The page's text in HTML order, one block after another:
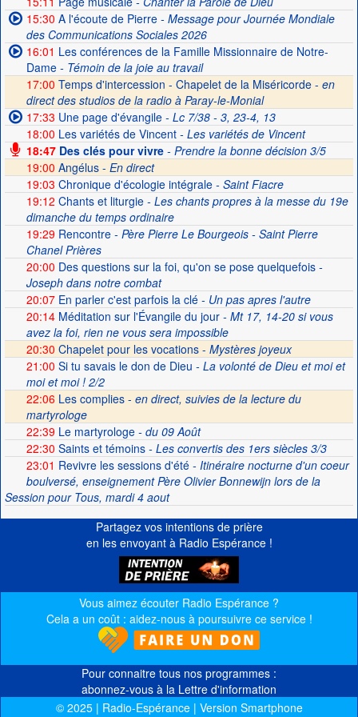
15:30 A l'écoute de Pierre- Message pour Journée Mondiale
des Communications Sociales 2026
16:01 Les conférences de la Famille Missionnaire de Notre-
Dame- Témoin de la joie au travail
17:00 Temps d'intercession - Chapelet de la Miséricorde - en
direct des studios de la radio à Paray-le-Monial
17:33 Une page d'évangile- Lc 7/38 - 3, 23-4, 13
18:00 Les variétés de Vincent- Les variétés de Vincent
18:47Des clés pour vivre- Prendre la bonne décision 3/5
19:00 Angélus - En direct
19:03 Chronique d'écologie intégrale- Saint Fiacre
19:12 Chants et liturgie- Les chants propres à la messe du 19e
dimanche du temps ordinaire
19:29Rencontre- Père Pierre Le Bourgeois - Saint Pierre
Chanel Prières
20:00 Des questions sur la foi, qu'on se pose quelquefois-
Joseph dans notre combat
20:07En parler c'est parfois la clé- Un pas apres l'autre
20:14Méditation sur l'Évangile du jour- Mt 17, 14-20 si vous
avez la foi, rien ne vous sera impossible
20:30 Chapelet pour les vocations - Mystères joyeux
21:00 Si tu savais le don de Dieu - La volonté de Dieu et moi et
moi et moi ! 2/2
22:06 Les complies - en direct, suivies de la lecture du
martyrologe
22:39Le martyrologe- du 09 Août
22:30 Saints et témoins- Les convertis des 1ers siècles 3/3
23:01 Revivre les sessions d'été- Itinéraire nocturne d'un coeur
boulversé, enseignement Père Olivier Bonnewijn lors de la
Session pour Tous, mardi 4 aout
Partagez vos intentions de prière
en les envoyant à Radio Espérance !
Vous aimez écouter Radio Espérance ?
Cela a un coût : aidez-nous à poursuivre ce service !
Pour connaitre tous nos programmes :
abonnez-vous à la Lettre d'information
© 2025 | Radio-Espérance | Version Smartphone